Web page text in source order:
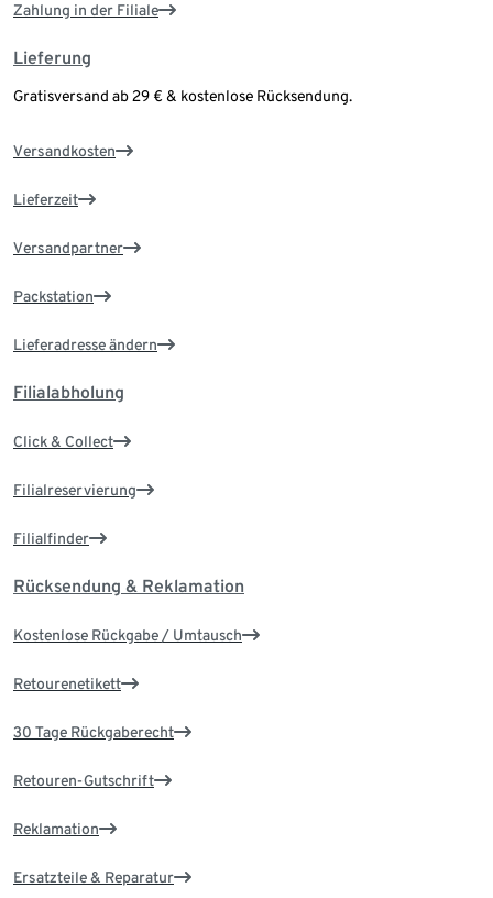
Zahlung in der Filiale
Lieferung
Gratisversand ab 29 € & kostenlose Rücksendung.
Versandkosten
Lieferzeit
Versandpartner
Packstation
Lieferadresse ändern
Filialabholung
Click & Collect
Filialreservierung
Filialfinder
Rücksendung & Reklamation
Kostenlose Rückgabe / Umtausch
Retourenetikett
30 Tage Rückgaberecht
Retouren-Gutschrift
Reklamation
Ersatzteile & Reparatur